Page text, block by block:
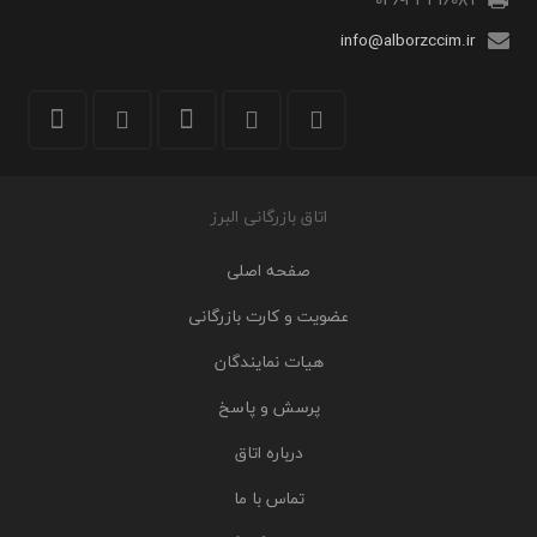
info@alborzccim.ir
اتاق بازرگانی البرز
صفحه اصلی
عضویت و کارت بازرگانی
هیات نمایندگان
پرسش و پاسخ
درباره اتاق
تماس با ما